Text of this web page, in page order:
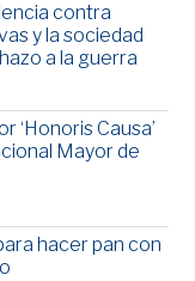
contra
y la sociedad
a la guerra
‘Honoris Causa’
Mayor de
hacer pan con